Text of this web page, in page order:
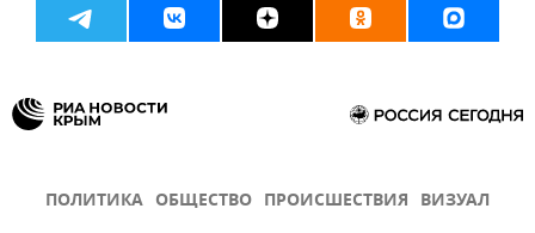
ПОЛИТИКА ОБЩЕСТВО ПРОИСШЕСТВИЯ ВИЗУАЛ